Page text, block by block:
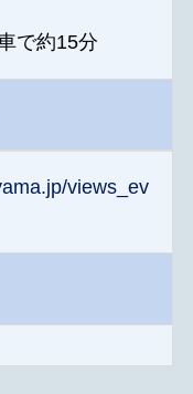
で約15分
views_ev